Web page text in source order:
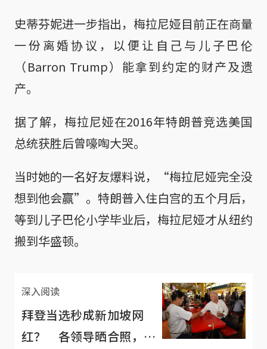
史蒂芬妮进一步指出，梅拉尼娅目前正在商量
一份离婚协议，以便让自己与儿子巴伦
（Barron Trump）能拿到约定的财产及遗
产。
据了解，梅拉尼娅在2016年特朗普竞选美国
总统获胜后曾嚎啕大哭。
当时她的一名好友爆料说，“梅拉尼娅完全没
想到他会赢”。特朗普入住白宫的五个月后，
等到儿子巴伦小学毕业后，梅拉尼娅才从纽约
搬到华盛顿。
深入阅读
拜登当选秒成新加坡网
红？ 各领导晒合照，当